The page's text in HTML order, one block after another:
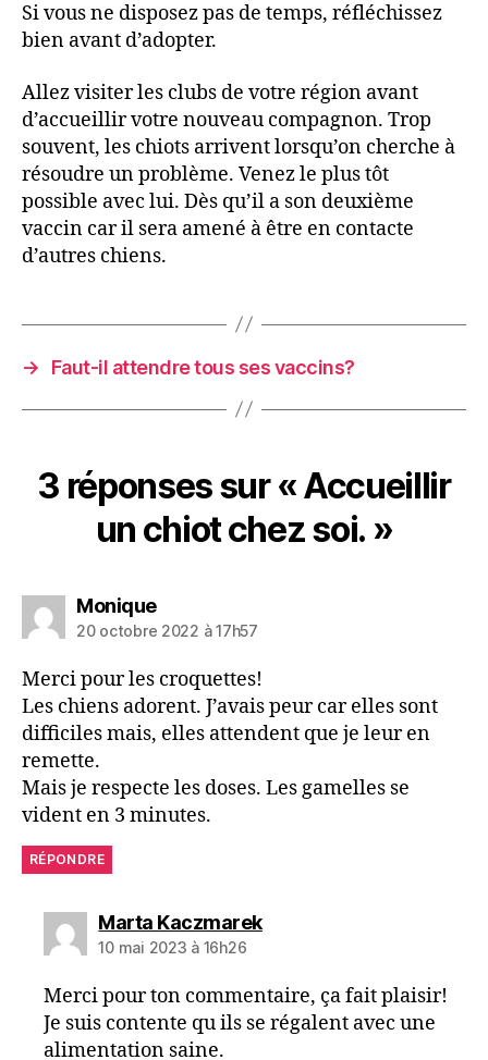
Si vous ne disposez pas de temps, réfléchissez
bien avant d’adopter.
Allez visiter les clubs de votre région avant
d’accueillir votre nouveau compagnon. Trop
souvent, les chiots arrivent lorsqu’on cherche à
résoudre un problème. Venez le plus tôt
possible avec lui. Dès qu’il a son deuxième
vaccin car il sera amené à être en contacte
d’autres chiens.
→ Faut-il attendre tous ses vaccins?
3 réponses sur « Accueillir
un chiot chez soi. »
Moniquedit :
20 octobre 2022 à 17h57
Merci pour les croquettes!
Les chiens adorent. J’avais peur car elles sont
difficiles mais, elles attendent que je leur en
remette.
Mais je respecte les doses. Les gamelles se
vident en 3 minutes.
RÉPONDRE
Marta Kaczmarekdit :
10 mai 2023 à 16h26
Merci pour ton commentaire, ça fait plaisir!
Je suis contente qu ils se régalent avec une
alimentation saine.